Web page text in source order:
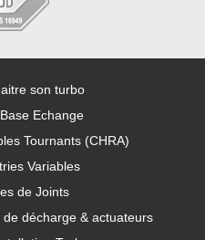
son turbo
Echange
Tournants (CHRA)
Variables
de Joints
de décharge & actuateurs